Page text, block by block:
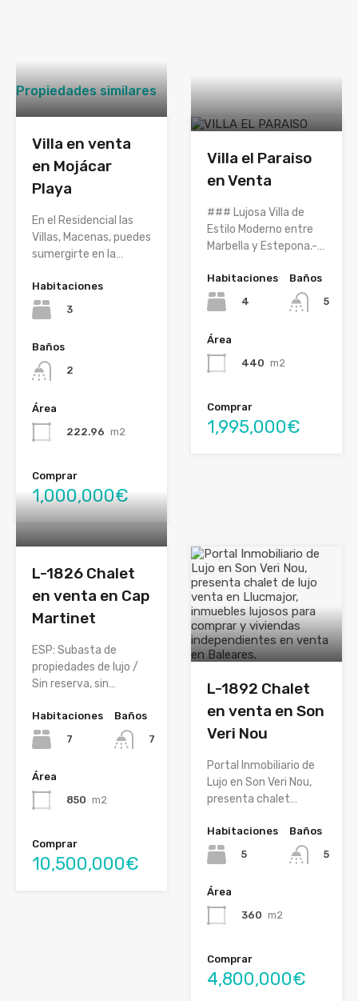
Propiedades similares
Villa en venta
en Mojácar
Playa
En el Residencial las
Villas, Macenas, puedes
sumergirte en la…
Habitaciones
3
Baños
2
Área
222.96 m2
Comprar
1,000,000€
Villa el Paraiso
en Venta
### Lujosa Villa de
Estilo Moderno entre
Marbella y Estepona.-…
Habitaciones
4
Baños
5
Área
440 m2
Comprar
1,995,000€
L-1826 Chalet
en venta en Cap
Martinet
ESP: Subasta de
propiedades de lujo /
Sin reserva, sin…
Habitaciones
7
Baños
7
Área
850 m2
Comprar
10,500,000€
L-1892 Chalet
en venta en Son
Veri Nou
Portal Inmobiliario de
Lujo en Son Veri Nou,
presenta chalet…
Habitaciones
5
Baños
5
Área
360 m2
Comprar
4,800,000€